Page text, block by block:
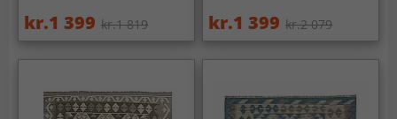
kr.1 399 kr.1 819 kr.1 399 kr.2 079